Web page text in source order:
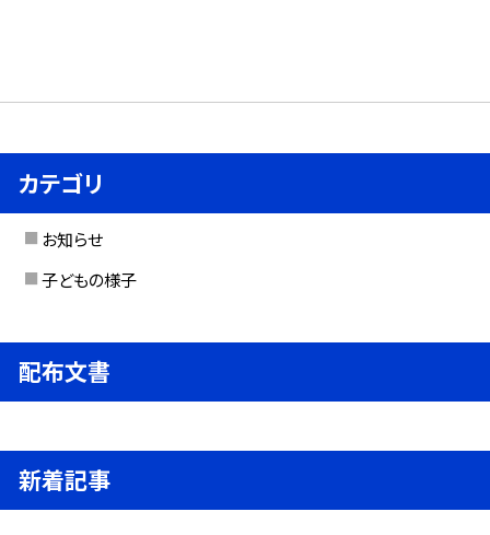
カテゴリ
お知らせ
子どもの様子
配布文書
新着記事